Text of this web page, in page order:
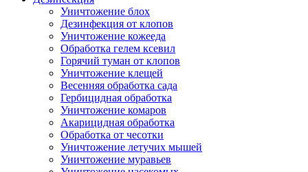
Уничтожение блох
Дезинфекция от клопов
Уничтожение кожееда
Обработка гелем ксевил
Горячий туман от клопов
Уничтожение клещей
Весенняя обработка сада
Гербицидная обработка
Уничтожение комаров
Акарицидная обработка
Обработка от чесотки
Уничтожение летучих мышей
Уничтожение муравьев